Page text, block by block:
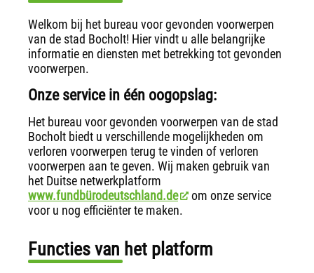
Welkom bij het bureau voor gevonden voorwerpen
van de stad Bocholt! Hier vindt u alle belangrijke
informatie en diensten met betrekking tot gevonden
voorwerpen.
Onze service in één oogopslag:
Het bureau voor gevonden voorwerpen van de stad
Bocholt biedt u verschillende mogelijkheden om
verloren voorwerpen terug te vinden of verloren
voorwerpen aan te geven. Wij maken gebruik van
het Duitse netwerkplatform
www.fundbürodeutschland.de
om onze service
voor u nog efficiënter te maken.
Functies van het platform